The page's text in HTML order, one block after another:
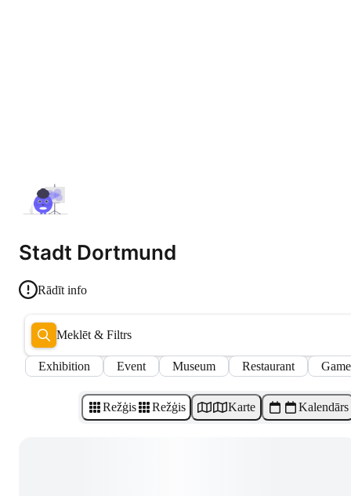
Stadt Dortmund
Rādīt info
Meklēt & Filtrs
Exhibition Event Museum Restaurant
Režģis Režģis Karte Kalendārs